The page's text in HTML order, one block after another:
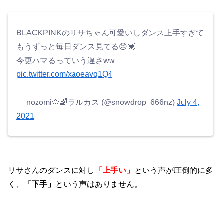
BLACKPINKのリサちゃん可愛いしダンス上手すぎて
もうずっと毎日ダンス見てる😣💓
今更ハマるっていう遅さww
pic.twitter.com/xaoeavq1Q4
— nozomi🌼🌈ラルカス (@snowdrop_666nz) July 4,
2021
リサさんのダンスに対し 「上手い」 という声が圧倒的に多
く、
「下手」 という声はありません。